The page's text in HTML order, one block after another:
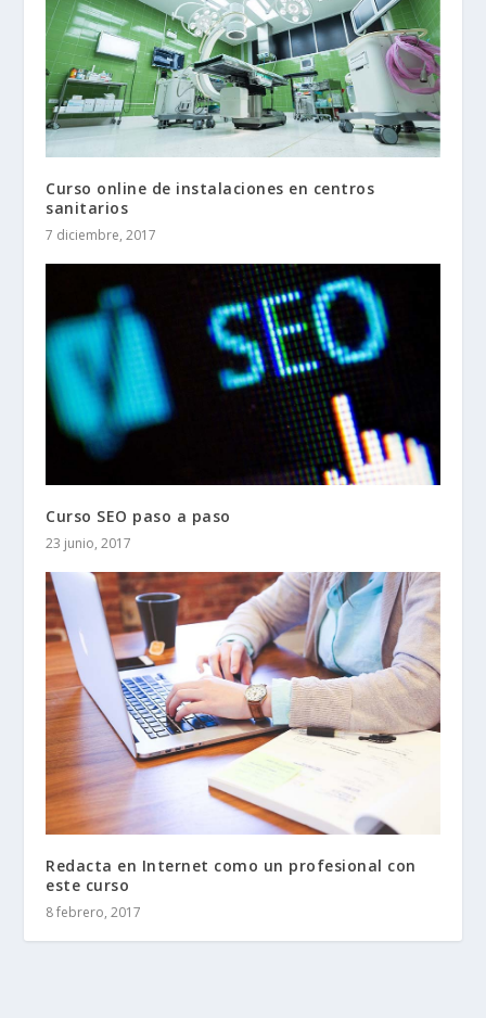
Curso online de instalaciones en centros
sanitarios
7 diciembre, 2017
Curso SEO paso a paso
23 junio, 2017
Redacta en Internet como un profesional con
este curso
8 febrero, 2017